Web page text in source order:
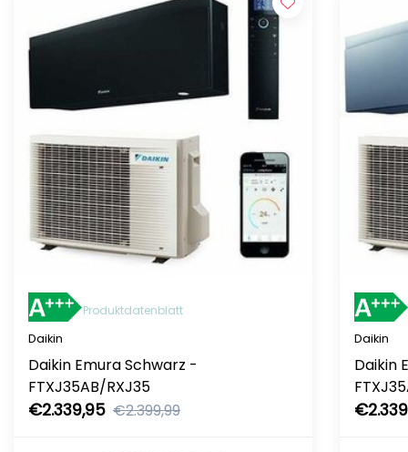
Produktdatenblatt
Daikin
Daikin Emura Schwarz -
FTXJ35AB/RXJ35
€2.339,95 €2.399,99
Daikin
Daikin